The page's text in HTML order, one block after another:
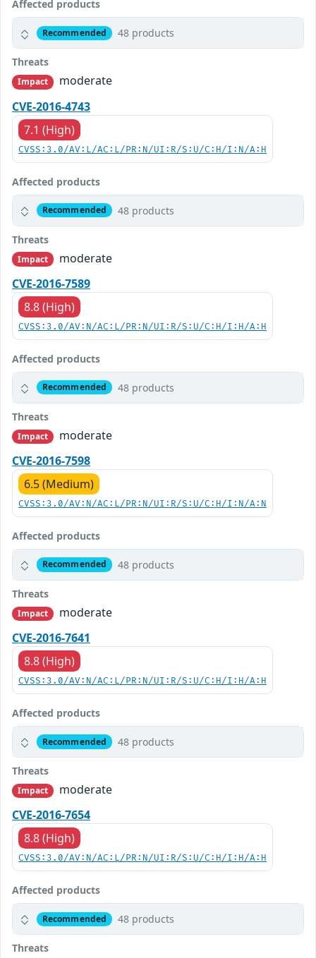
Affected products
Recommended 48 products
Threats
Impact
moderate
CVE-2016-4743
7.1 (High)
CVSS:3.0/AV:L/AC:L/PR:N/UI:R/S:U/C:H/I:N/A:H
Affected products
Recommended 48 products
Threats
Impact
moderate
CVE-2016-7589
8.8 (High)
CVSS:3.0/AV:N/AC:L/PR:N/UI:R/S:U/C:H/I:H/A:H
Affected products
Recommended 48 products
Threats
Impact
moderate
CVE-2016-7598
6.5 (Medium)
CVSS:3.0/AV:N/AC:L/PR:N/UI:R/S:U/C:H/I:N/A:N
Affected products
Recommended 48 products
Threats
Impact
moderate
CVE-2016-7641
8.8 (High)
CVSS:3.0/AV:N/AC:L/PR:N/UI:R/S:U/C:H/I:H/A:H
Affected products
Recommended 48 products
Threats
Impact
moderate
CVE-2016-7654
8.8 (High)
CVSS:3.0/AV:N/AC:L/PR:N/UI:R/S:U/C:H/I:H/A:H
Affected products
Recommended 48 products
Threats